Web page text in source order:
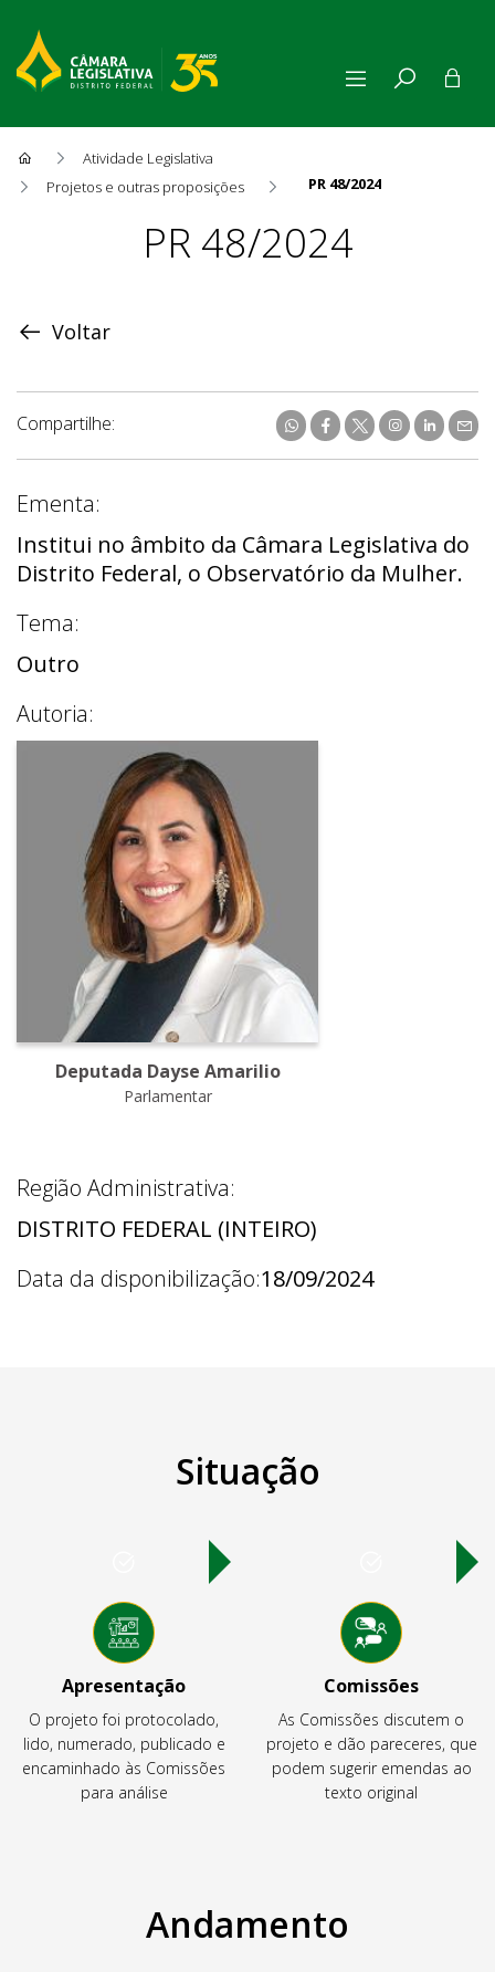
Atividade Legislativa
Projetos e outras proposições
PR 48/2024
ProposiçãoPR 48/2024
Voltar
Compartilhe:
Ementa:
Institui no âmbito da Câmara Legislativa do
Distrito Federal, o Observatório da Mulher.
Tema:
Outro
Autoria:
Deputada Dayse Amarilio
Parlamentar
Região Administrativa:
DISTRITO FEDERAL (INTEIRO)
Data da disponibilização:18/09/2024
Situação
Apresentação
O projeto foi protocolado,
lido, numerado, publicado e
encaminhado às Comissões
para análise
Comissões
As Comissões discutem o
projeto e dão pareceres, que
podem sugerir emendas ao
texto original
Andamento